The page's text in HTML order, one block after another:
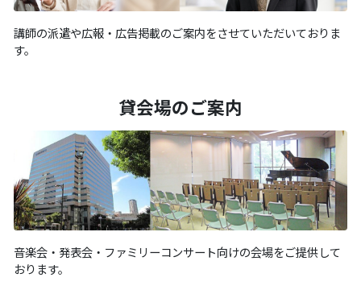
講師の派遣や広報・広告掲載のご案内をさせていただいておりま
す。
貸会場のご案内
音楽会・発表会・ファミリーコンサート向けの会場をご提供して
おります。